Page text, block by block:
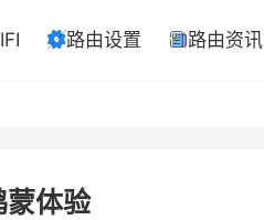
路由设置 ￋ路由资讯
蒙体验